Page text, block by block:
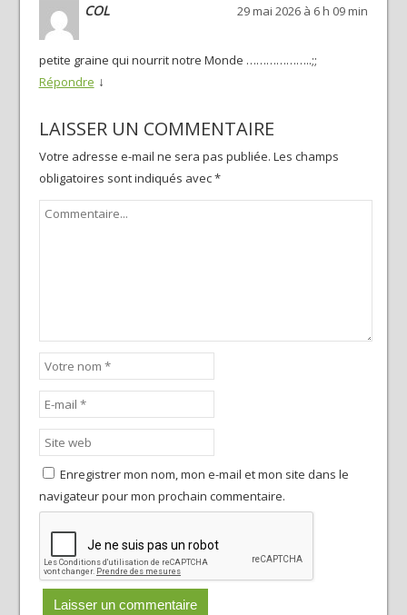
COL 29 mai 2026 à 6 h 09 min
petite graine qui nourrit notre Monde ………………..;;
Répondre ↓
LAISSER UN COMMENTAIRE
Votre adresse e-mail ne sera pas publiée. Les champs
obligatoires sont indiqués avec*
Enregistrer mon nom, mon e-mail et mon site dans le
navigateur pour mon prochain commentaire.